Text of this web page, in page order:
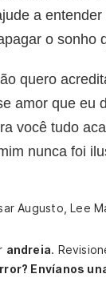
a entender
o sonho
quero
amor que eu
você tudo
nunca foi
Augusto, Lee
andreia.
Envíanos